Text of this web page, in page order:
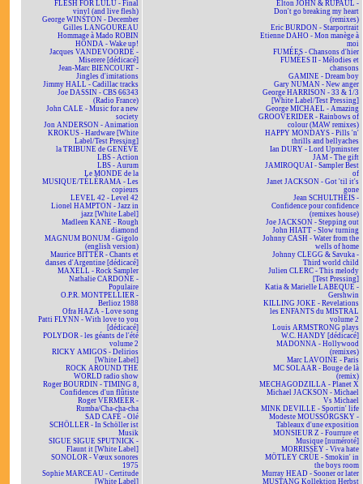
FLESH FOR LULU - Final
vinyl (and live flesh)
George WINSTON - December
Gilles LANGOUREAU
Hommage à Mado ROBIN
HONDA - Wake up!
Jacques VANDEVOORDE -
Miserere [dédicacé]
Jean-Marc BIENCOURT -
Jingles d'imitations
Jimmy HALL - Cadillac tracks
Joe DASSIN - CBS 66343
(Radio France)
John CALE - Music for a new
society
Jon ANDERSON - Animation
KROKUS - Hardware [White
Label/Test Pressing]
la TRIBUNE de GENÈVE
LBS - Action
LBS - Aurum
Le MONDE de la
MUSIQUE/TÉLÉRAMA - Les
copieurs
LEVEL 42 - Level 42
Lionel HAMPTON - Jazz in
jazz [White Label]
Madleen KANE - Rough
diamond
MAGNUM BONUM - Gigolo
(english version)
Maurice BITTER - Chants et
danses d'Argentine [dédicacé]
MAXELL - Rock Sampler
Nathalie CARDONE -
Populaire
O.P.R. MONTPELLIER -
Berlioz 1988
Ofra HAZA - Love song
Patti FLYNN - With love to you
[dédicacé]
POLYDOR - les géants de l'été
volume 2
RICKY AMIGOS - Delirios
[White Label]
ROCK AROUND THE
WORLD radio show
Roger BOURDIN - TIMING 8,
Confidences d'un flûtiste
Roger VERMEER -
Rumba/Cha-cha-cha
SAD CAFÉ - Olé
SCHÖLLER - In Schöller ist
Musik
SIGUE SIGUE SPUTNICK -
Flaunt it [White Label]
SONOLOR - Vœux sonores
1975
Sophie MARCEAU - Certitude
[White Label]
Elton JOHN & RUPAUL -
Don't go breaking my heart
(remixes)
Eric BURDON - Starportrait
Etienne DAHO - Mon manège à
moi
FUMÉES - Chansons d'hier
FUMÉES II - Mélodies et
chansons
GAMINE - Dream boy
Gary NUMAN - New anger
George HARRISON - 33 & 1/3
[White Label/Test Pressing]
George MICHAEL - Amazing
GROOVERIDER - Rainbows of
colour (MAW remixes)
HAPPY MONDAYS - Pills 'n'
thrills and bellyaches
Ian DURY - Lord Upminster
JAM - The gift
JAMIROQUAI - Sampler Best
of
Janet JACKSON - Got 'til it's
gone
Jean SCHULTHEIS -
Confidence pour confidence
(remixes house)
Joe JACKSON - Stepping out
John HIATT - Slow turning
Johnny CASH - Water from the
wells of home
Johnny CLEGG & Savuka -
Third world child
Julien CLERC - This melody
[Test Pressing]
Katia & Marielle LABEQUE -
Gershwin
KILLING JOKE - Revelations
les ENFANTS du MISTRAL
volume 2
Louis ARMSTRONG plays
W.C. HANDY [dédicacé]
MADONNA - Hollywood
(remixes)
Marc LAVOINE - Paris
MC SOLAAR - Bouge de là
(remix)
MECHAGODZILLA - Planet X
Michael JACKSON - Michael
Vs Michael
MINK DEVILLE - Sportin' life
Modeste MOUSSORGSKY -
Tableaux d'une exposition
MONSIEUR Z - Fourrure et
Musique [numéroté]
MORRISSEY - Viva hate
MÖTLEY CRÜE - Smokin' in
the boys room
Murray HEAD - Sooner or later
MUSTANG Kollektion Herbst